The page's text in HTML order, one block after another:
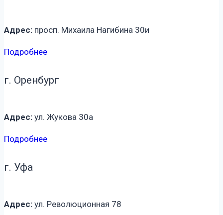
Адрес: просп. Михаила Нагибина 30и
Подробнее
г. Оренбург
Адрес: ул. Жукова 30а
Подробнее
г. Уфа
Адрес: ул. Революционная 78